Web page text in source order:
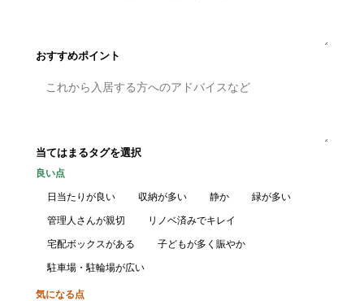
おすすめポイント
当てはまるタグを選択
良い点
日当たりが良い 収納が多い 静か 緑が多い
管理人さんが親切 リノベ済みでキレイ
宅配ボックスがある 子どもが多く賑やか
駐車場・駐輪場が広い
気になる点